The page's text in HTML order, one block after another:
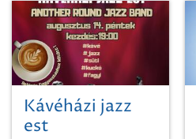
Kávéházi jazz
est